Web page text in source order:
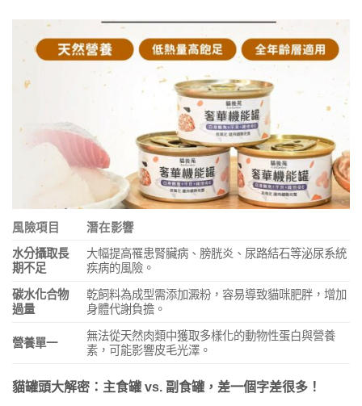
風險項目
潛在影響
水分攝取長
期不足
大幅提高罹患腎臟病、膀胱炎、尿路結石等泌尿系統
疾病的風險。
碳水化合物
過量
乾飼料為成型需添加澱粉，容易導致貓咪肥胖，增加
身體代謝負擔。
營養單一
無法從天然肉類中獲取多樣化的動物性蛋白與營養
素，可能影響皮毛光澤。
貓罐頭大解密：主食罐 vs. 副食罐，差一個字差很多！